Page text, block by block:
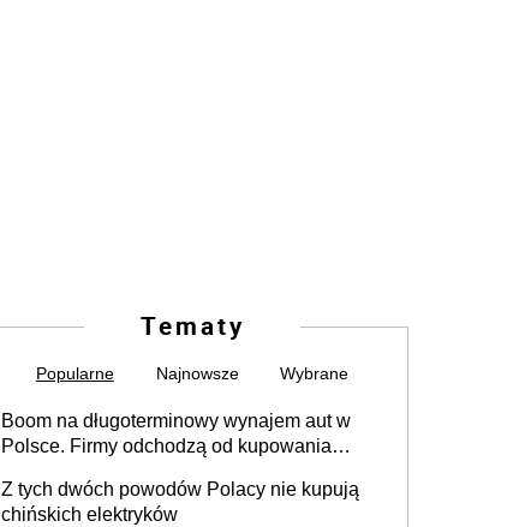
Tematy
Popularne Najnowsze Wybrane
Boom na długoterminowy wynajem aut w
Polsce. Firmy odchodzą od kupowania
Z tych dwóch powodów Polacy nie kupują
chińskich elektryków